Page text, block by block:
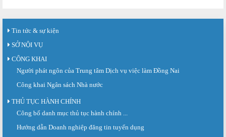
Tin tức & sự kiện
SỞ NỘI VỤ
CÔNG KHAI
Người phát ngôn của Trung tâm Dịch vụ việc làm Đồng Nai
Công khai Ngân sách Nhà nước
THỦ TỤC HÀNH CHÍNH
Công bố danh mục thủ tục hành chính ...
Hướng dẫn Doanh nghiệp đăng tin tuyển dụng